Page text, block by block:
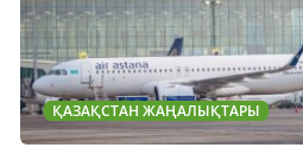
ҚАЗАҚСТАН ЖАҢАЛЫҚТАРЫ